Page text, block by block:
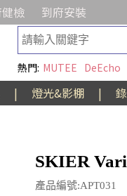
檢 到府安裝
熱門: MUTEE DeEcho
| 燈光&影棚 |
SKIER
產品編號:APT031